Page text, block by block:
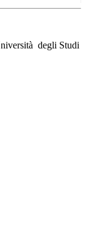
degli Studi